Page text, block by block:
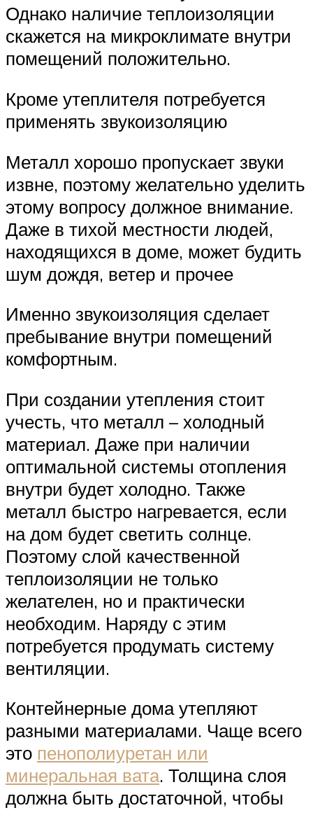
Однако наличие теплоизоляции
скажется на микроклимате внутри
помещений положительно.
Кроме утеплителя потребуется
применять звукоизоляцию
Металл хорошо пропускает звуки
извне, поэтому желательно уделить
этому вопросу должное внимание.
Даже в тихой местности людей,
находящихся в доме, может будить
шум дождя, ветер и прочее
Именно звукоизоляция сделает
пребывание внутри помещений
комфортным.
При создании утепления стоит
учесть, что металл – холодный
материал. Даже при наличии
оптимальной системы отопления
внутри будет холодно. Также
металл быстро нагревается, если
на дом будет светить солнце.
Поэтому слой качественной
теплоизоляции не только
желателен, но и практически
необходим. Наряду с этим
потребуется продумать систему
вентиляции.
Контейнерные дома утепляют
разными материалами. Чаще всего
это пенополиуретан или
минеральная вата. Толщина слоя
должна быть достаточной, чтобы